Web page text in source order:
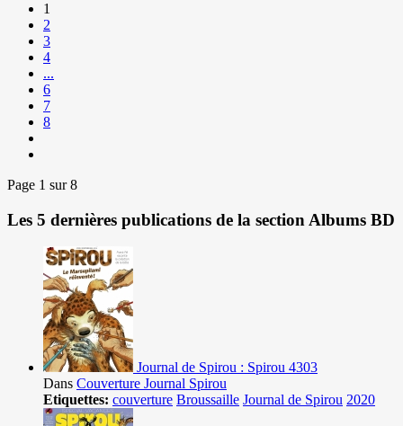
1
2
3
4
...
6
7
8
Page 1 sur 8
Les 5 dernières publications de la section Albums BD
Journal de Spirou : Spirou 4303
Dans Couverture Journal Spirou
Etiquettes: couverture Broussaille Journal de Spirou 2020